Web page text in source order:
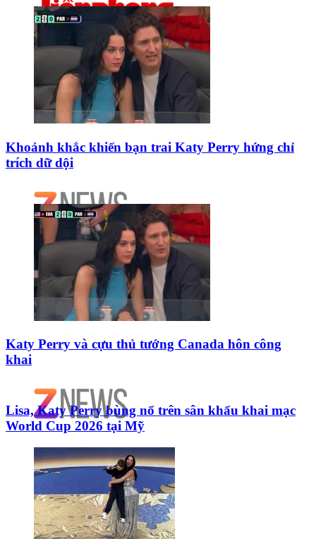
Khoảnh khắc khiến bạn trai Katy Perry hứng chỉ
trích dữ dội
Katy Perry và cựu thủ tướng Canada hôn công
khai
Lisa, Katy Perry bùng nổ trên sân khấu khai mạc
World Cup 2026 tại Mỹ